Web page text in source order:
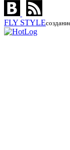
FLY STYLE